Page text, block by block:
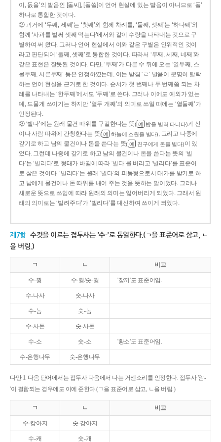
이, 돐을’의 발음인 [돌씨], [돌쓸]이 언어 현실에 있는 발음이 아니므로 ‘돌’
하나로 통합한 것이다.
② 과거에 ‘두째, 세째’는 ‘첫째’와 함께 차례를, ‘둘째, 셋째’는 ‘하나째’와
함께 ‘사과를 벌써 셋째 먹는다’에서와 같이 수량을 나타내는 것으로 구
별하여 써 왔다. 그러나 언어 현실에서 이와 같은 구별은 인위적인 것이
라고 판단되어 ‘둘째, 셋째’로 통합한 것이다. 따라서 ‘두째, 세째, 네째’와
같은 표현은 잘못된 것이다. 다만, ‘두째’가 다른 수 뒤에 오는 ‘열두째, 스
물두째, 서른두째’ 등은 인정하였는데, 이는 받침 ‘ㄹ’ 발음이 분명히 탈락
하는 언어 현실을 근거로 한 것이다. 순서가 첫 번째나 두 번째쯤 되는 차
례를 나타내는 ‘한두째’에서도 ‘두째’로 쓴다. 그러나 이에도 예외가 있는
데, 드물게 쓰이기는 하지만 ‘열두 개째’의 의미로 쓰일 때에는 ‘열둘째’가
인정된다.
③ ‘빌다’에는 원래 물건 따위를 구걸한다는 뜻( 예 밥을 빌러 다니다)과 신
이나 사람 따위에 간청한다는 뜻( 예 하늘에 소원을 빌다), 그리고 나중에
갚기로 하고 남의 물건이나 돈을 쓴다는 뜻( 예 친구에게 돈을 빌다)이 있
었다. 그런데 나중에 갚기로 하고 남의 물건이나 돈을 쓴다는 뜻의 ‘빌
다’는 ‘빌리다’로 형태가 바뀜에 따라 ‘빌다’를 버리고 ‘빌리다’를 표준어
로 삼은 것이다. ‘빌리다’는 원래 ‘빌다’의 피동형으로서 대가를 받기로 하
고 남에게 물건이나 돈 따위를 내어 주는 것을 뜻하는 말이었다. 그러나
새로운 뜻으로 쓰임에 따라 원래의 의미는 잃어버리게 되었다. 그래서 원
래의 의미로는 ‘빌려주다’가 ‘빌리다’를 대신하여 쓰이게 되었다.
제7항 수컷을 이르는 접두사는 '수-'로 통일한다.(ㄱ을 표준어로 삼고, ㄴ
을 버림.)
ㄱ ㄴ 비고
수-꿩 수-퀑/숫-꿩 '장끼'도 표준어임.
수-나사 숫-나사
수-놈 숫-놈
수-사돈 숫-사돈
수-소 숫-소 '황소'도 표준어임.
수-은행나무 숫-은행나무
다만 1. 다음 단어에서는 접두사 다음에서 나는 거센소리를 인정한다. 접두사 '암-
'이 결합되는 경우에도 이에 준한다.(ㄱ을 표준어로 삼고, ㄴ을 버림.)
ㄱ ㄴ 비고
수-캉아지 숫-강아지
수-캐 숫-개